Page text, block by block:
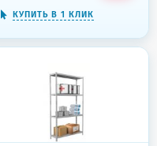
КУПИТЬ В 1 КЛИК